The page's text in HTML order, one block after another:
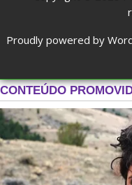
Proudly powered by